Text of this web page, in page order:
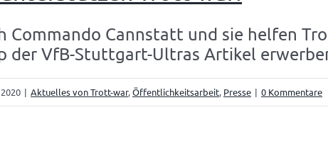
Commando Cannstatt und sie helfen
der VfB-Stuttgart-Ultras Artikel
| Aktuelles von Trott-war,Öffentlichkeitsarbeit, Presse | 0 Kommentare